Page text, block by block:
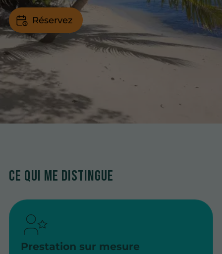
Réservez
Ce qui me distingue
Prestation sur mesure